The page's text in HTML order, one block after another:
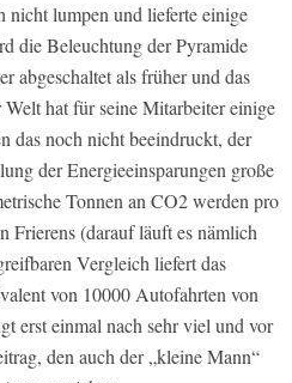
lumpen und lieferte einige
die Beleuchtung der Pyramide
abgeschaltet als früher und das
hat für seine Mitarbeiter einige
das noch nicht beeindruckt, der
der Energieeinsparungen große
Tonnen an CO2 werden pro
Frierens (darauf läuft es nämlich
Vergleich liefert das
von 10000 Autofahrten von
erst einmal nach sehr viel und vor
den auch der „kleine Mann“